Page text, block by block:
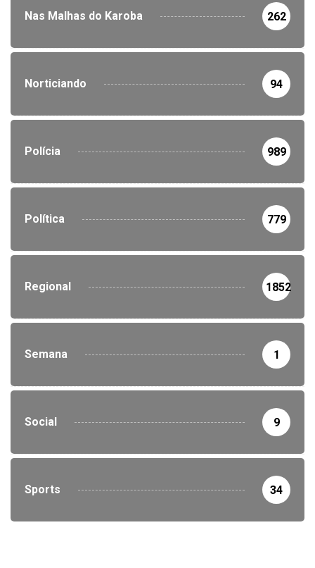
Nas Malhas do Karoba 262
Norticiando 94
Polícia 989
Política 779
Regional 1852
Semana 1
Social 9
Sports 34